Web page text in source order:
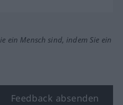
ein Mensch sind, indem Sie ein
Feedback absenden